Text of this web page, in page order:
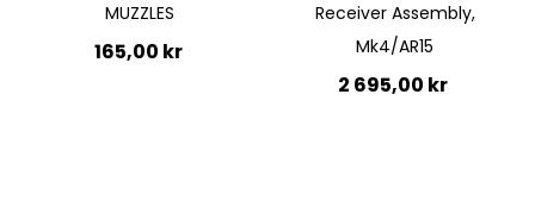
MUZZLES
165,00 kr
Receiver Assembly,
Mk4/AR15
2 695,00 kr